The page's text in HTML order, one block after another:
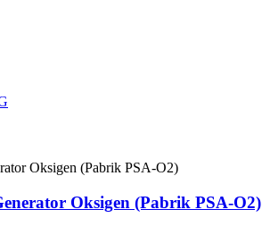
Oksigen (Pabrik PSA-O2)